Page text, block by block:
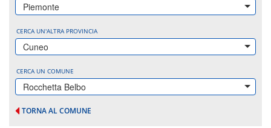
Piemonte
CERCA UN'ALTRA PROVINCIA
Cuneo
CERCA UN COMUNE
Rocchetta Belbo
TORNA AL COMUNE